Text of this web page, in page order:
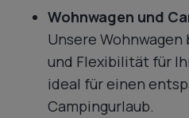
Wohnwagen und
Unsere
und Flexibilität für
ideal für einen
Campingurlaub.